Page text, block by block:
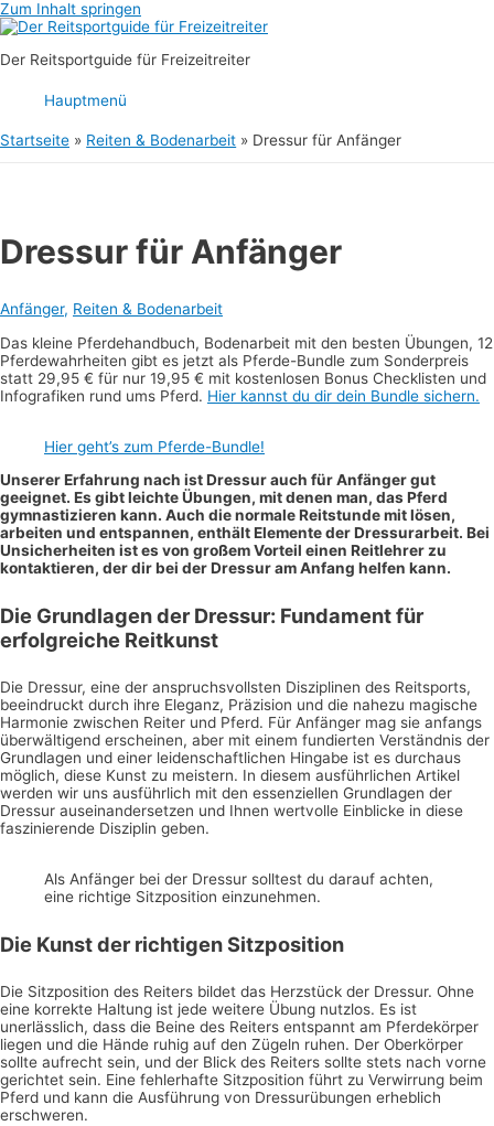
Zum Inhalt springen
Der Reitsportguide für Freizeitreiter
Hauptmenü
Startseite Reiten & Bodenarbeit Dressur für Anfänger
Dressur für Anfänger
Anfänger, Reiten & Bodenarbeit
Das kleine Pferdehandbuch, Bodenarbeit mit den besten Übungen, 12
Pferdewahrheiten gibt es jetzt als Pferde-Bundle zum Sonderpreis
statt 29,95 € für nur 19,95 € mit kostenlosen Bonus Checklisten und
Infografiken rund ums Pferd. Hier kannst du dir dein Bundle sichern.
Hier geht’s zum Pferde-Bundle!
Unserer Erfahrung nach ist Dressur auch für Anfänger gut
geeignet. Es gibt leichte Übungen, mit denen man, das Pferd
gymnastizieren kann. Auch die normale Reitstunde mit lösen,
arbeiten und entspannen, enthält Elemente der Dressurarbeit. Bei
Unsicherheiten ist es von großem Vorteil einen Reitlehrer zu
kontaktieren, der dir bei der Dressur am Anfang helfen kann.
Die Grundlagen der Dressur: Fundament für
erfolgreiche Reitkunst
Die Dressur, eine der anspruchsvollsten Disziplinen des Reitsports,
beeindruckt durch ihre Eleganz, Präzision und die nahezu magische
Harmonie zwischen Reiter und Pferd. Für Anfänger mag sie anfangs
überwältigend erscheinen, aber mit einem fundierten Verständnis der
Grundlagen und einer leidenschaftlichen Hingabe ist es durchaus
möglich, diese Kunst zu meistern. In diesem ausführlichen Artikel
werden wir uns ausführlich mit den essenziellen Grundlagen der
Dressur auseinandersetzen und Ihnen wertvolle Einblicke in diese
faszinierende Disziplin geben.
Als Anfänger bei der Dressur solltest du darauf achten,
eine richtige Sitzposition einzunehmen.
Die Kunst der richtigen Sitzposition
Die Sitzposition des Reiters bildet das Herzstück der Dressur. Ohne
eine korrekte Haltung ist jede weitere Übung nutzlos. Es ist
unerlässlich, dass die Beine des Reiters entspannt am Pferdekörper
liegen und die Hände ruhig auf den Zügeln ruhen. Der Oberkörper
sollte aufrecht sein, und der Blick des Reiters sollte stets nach vorne
gerichtet sein. Eine fehlerhafte Sitzposition führt zu Verwirrung beim
Pferd und kann die Ausführung von Dressurübungen erheblich
erschweren.